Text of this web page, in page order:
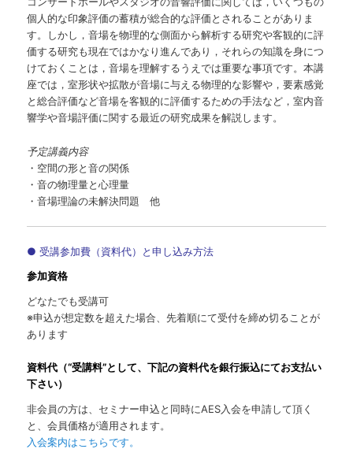
個人的な印象評価の蓄積が総合的な評価とされることがありま
す。しかし，音場を物理的な側面から解析する研究や客観的に評
価する研究も現在ではかなり進んであり，それらの知識を身につ
けておくことは，音場を理解するうえでは重要な事項です。本講
座では，室形状や拡散が音場に与える物理的な影響や，要素感覚
と総合評価など音場を客観的に評価するための手法など，室内音
響学や音場評価に関する最近の研究成果を解説します。
予定講義内容
・空間の形と音の関係
・音の物理量と心理量
・音場理論の未解決問題 他
● 受講参加費（資料代）と申し込み方法
参加資格
どなたでも受講可
※申込が想定数を超えた場合、先着順にて受付を締め切ることが
あります
資料代（“受講料”として、下記の資料代を銀行振込にてお支払い
下さい）
非会員の方は、セミナー申込と同時にAES入会を申請して頂く
と、会員価格が適用されます。
入会案内はこちらです。